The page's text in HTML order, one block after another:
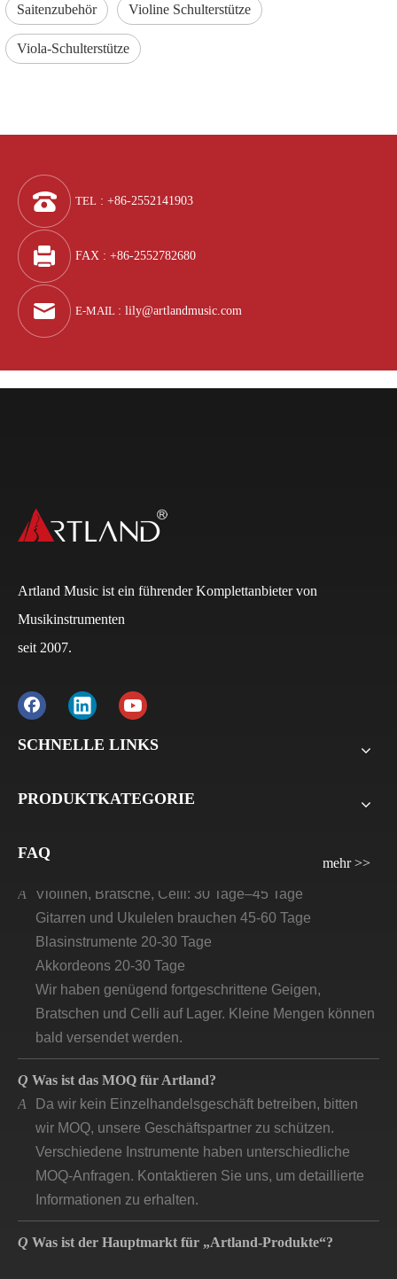
Saitenzubehör Violine Schulterstütze
Viola-Schulterstütze
TEL : +86-2552141903
FAX : +86-2552782680
E-MAIL : lily@artlandmusic.com
Artland Music ist ein führender Komplettanbieter von
Musikinstrumenten
seit 2007.
SCHNELLE LINKS
PRODUKTKATEGORIE
FAQ
mehr >>
A Normalerweise beträgt die Anzahlung bei FCL 30 %
beträgt die Anzahlung 30 %, der Restbetrag 70 % vor
wir die Zahlung vor der Lieferung.
sein?
Gitarren und Ukulelen brauchen 45-60 Tage
Wir haben genügend fortgeschrittene Geigen,
Bratschen und Celli auf Lager. Kleine Mengen können
A
Da wir kein Einzelhandelsgeschäft betreiben, bitten
wir MOQ, unsere Geschäftspartner zu schützen.
Verschiedene Instrumente haben unterschiedliche
Informationen zu erhalten.
A
Gemäß unserer Produktqualität und